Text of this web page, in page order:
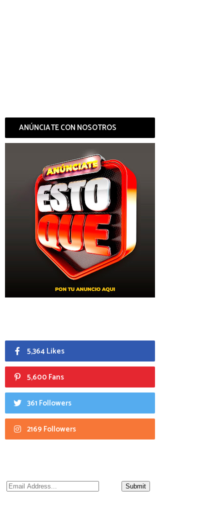
ANÚNCIATE CON NOSOTROS
5,364 Likes
5,600 Fans
361 Followers
2169 Followers